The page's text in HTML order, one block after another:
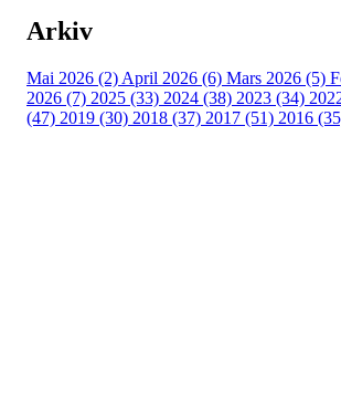
Arkiv
Mai 2026 (2) April 2026 (6) Mars 2026 (5)
2026 (7) 2025 (33) 2024 (38) 2023 (34)
(47) 2019 (30) 2018 (37) 2017 (51) 2016